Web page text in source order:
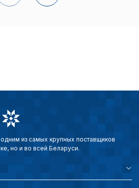
из самых крупных поставщиков
но и во всей Беларуси.